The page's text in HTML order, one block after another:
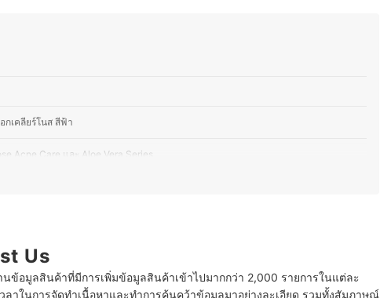
กเคลียร์โนส สีฟ้า
Acne Care และ Aloe Vera Series
ลือก Clear Nose BB และ Concealer
ง
Us
นข้อมูลสินค้าที่มีการเพิ่มข้อมูลสินค้าเข้าไปมากกว่า 2,000 รายการในแต่ละ
ลาในการจัดทำเนื้อหาและทำการค้นคว้าข้อมูลมาอย่างละเอียด รวมทั้งสัมภาษณ์